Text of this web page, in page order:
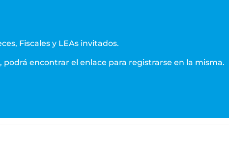
Fiscales y LEAs invitados.
encontrar el enlace para registrarse en la misma.